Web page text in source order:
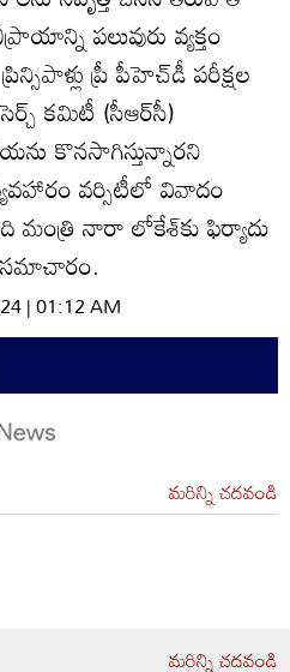
పలువురు వ్యక్తం
ప్రీ పీహెచ్‌డీ పరీక్షల
కమిటీ (సీఆర్‌సీ)
కొనసాగిస్తున్నారని
వర్సిటీలో వివాదం
నారా లోకేశ్‌కు ఫిర్యాదు
సమాచారం.
| 01:12 AM
మరిన్ని చదవండి
మరిన్ని చదవండి